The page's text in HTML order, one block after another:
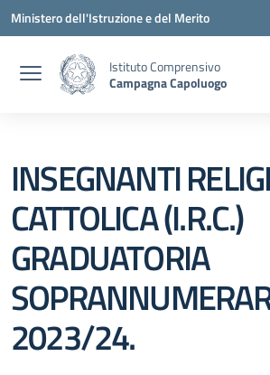
Vai ai contenuti
Vai al menu di navigazione
Vai al footer
Ministero dell'Istruzione e del Merito
Istituto Comprensivo
Campagna Capoluogo
INSEGNANTI
CATTOLICA (I.R.C.)
GRADUATORIA
2023/24.